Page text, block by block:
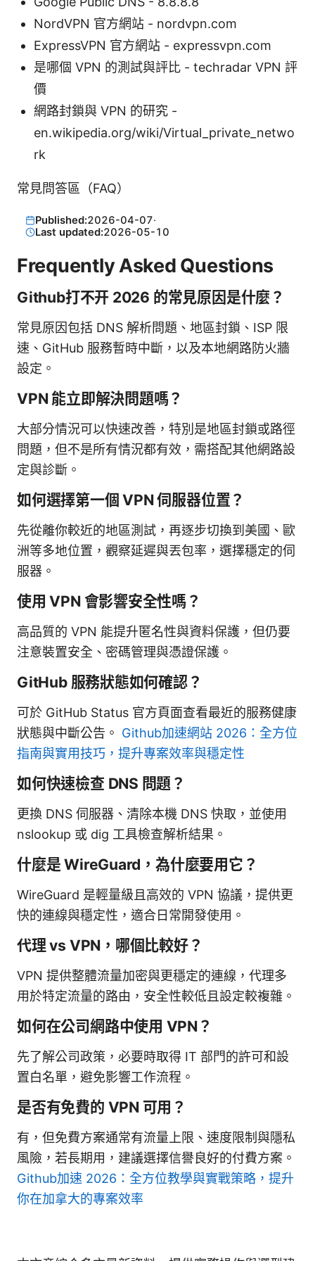
NordVPN 官方網站 - nordvpn.com
ExpressVPN 官方網站 - expressvpn.com
是哪個 VPN 的測試與評比 - techradar VPN 評
價
網路封鎖與 VPN 的研究 -
en.wikipedia.org/wiki/Virtual_private_netwo
rk
常見問答區（FAQ）
Published:2026-04-07·
Last updated:2026-05-10
Frequently Asked Questions
Github打不开 2026 的常見原因是什麼？
常見原因包括 DNS 解析問題、地區封鎖、ISP 限
速、GitHub 服務暫時中斷，以及本地網路防火牆
設定。
VPN 能立即解決問題嗎？
大部分情況可以快速改善，特別是地區封鎖或路徑
問題，但不是所有情況都有效，需搭配其他網路設
定與診斷。
如何選擇第一個 VPN 伺服器位置？
先從離你較近的地區測試，再逐步切換到美國、歐
洲等多地位置，觀察延遲與丟包率，選擇穩定的伺
服器。
使用 VPN 會影響安全性嗎？
高品質的 VPN 能提升匿名性與資料保護，但仍要
注意裝置安全、密碼管理與憑證保護。
GitHub 服務狀態如何確認？
可於 GitHub Status 官方頁面查看最近的服務健康
狀態與中斷公告。 Github加速網站 2026：全方位
指南與實用技巧，提升專案效率與穩定性
如何快速檢查 DNS 問題？
更換 DNS 伺服器、清除本機 DNS 快取，並使用
nslookup 或 dig 工具檢查解析結果。
什麼是 WireGuard，為什麼要用它？
WireGuard 是輕量級且高效的 VPN 協議，提供更
快的連線與穩定性，適合日常開發使用。
代理 vs VPN，哪個比較好？
VPN 提供整體流量加密與更穩定的連線，代理多
用於特定流量的路由，安全性較低且設定較複雜。
如何在公司網路中使用 VPN？
先了解公司政策，必要時取得 IT 部門的許可和設
置白名單，避免影響工作流程。
是否有免費的 VPN 可用？
有，但免費方案通常有流量上限、速度限制與隱私
風險，若長期用，建議選擇信譽良好的付費方案。
Github加速 2026：全方位教學與實戰策略，提升
你在加拿大的專案效率